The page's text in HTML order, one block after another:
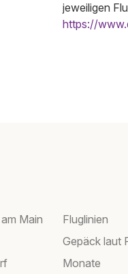
jeweiligen
https://
Main
Fluglinien
Gepäck laut
Monate